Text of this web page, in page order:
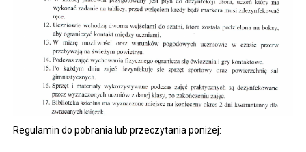
Regulamin do pobrania lub przeczytania poniżej: